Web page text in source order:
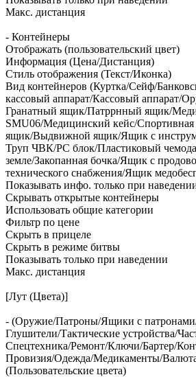
Макс. дистанция
- Контейнеры
Отображать (пользовательский цвет)
Информация (Цена/Дистанция)
Стиль отображения (Текст/Иконка)
Вид контейнеров (Куртка/Сейф/
кассовый аппарат/Кассовый аппарат/
Гранатный ящик/Патррнный ящик/
SMU06/Медицинский кейс/
ящик/Выдвижной ящик/Ящик с
Труп ЧВК/PC блок/Пластиковый
земле/Закопанная бочка/Ящик с
технического снабжения/Ящик
Показывать инфо. только при
Скрывать открытые контейнеры
Использовать общие категории
Фильтр по цене
Скрыть в прицеле
Скрыть в режиме битвы
Показывать только при наведении
Макс. дистанция
[Лут (Цвета)]
- (Оружие/Патроны/Ящики с
Глушители/Тактические устройства/
Спецтехника/Ремонт/Ключи/Бартер/
Провизия/Одежда/Медикаменты/
(Пользовательские цвета)